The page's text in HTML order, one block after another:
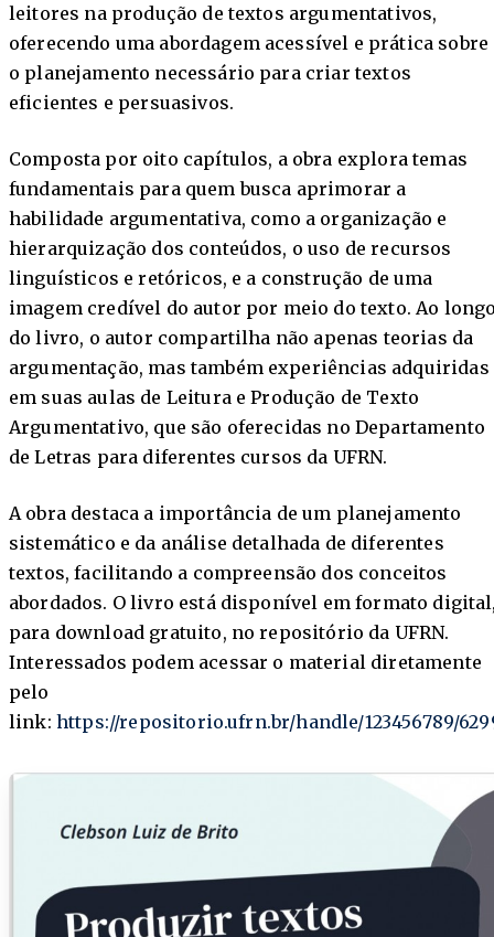
leitores na produção de textos argumentativos,
oferecendo uma abordagem acessível e prática sobre
o planejamento necessário para criar textos
eficientes e persuasivos.
Composta por oito capítulos, a obra explora temas
fundamentais para quem busca aprimorar a
habilidade argumentativa, como a organização e
hierarquização dos conteúdos, o uso de recursos
linguísticos e retóricos, e a construção de uma
imagem credível do autor por meio do texto. Ao
do livro, o autor compartilha não apenas teorias da
argumentação, mas também experiências adquiridas
em suas aulas de Leitura e Produção de Texto
Argumentativo, que são oferecidas no Departamento
de Letras para diferentes cursos da UFRN.
A obra destaca a importância de um planejamento
sistemático e da análise detalhada de diferentes
textos, facilitando a compreensão dos conceitos
abordados. O livro está disponível em formato
para download gratuito, no repositório da UFRN.
Interessados podem acessar o material diretamente
pelo
link: https://repositorio.ufrn.br/handle/123456789/